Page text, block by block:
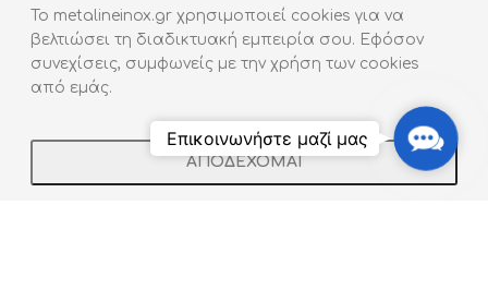
Προϊόντα
Μεταλλικά Έπιπλα
Μεταλλικά Συντριβάνια
Μεταλλικές Σκάλες
Πόρτες – Γκαραζόπορτες
ShopFiltersWishlistCart
My account
To metalineinox.gr χρησιμοποιεί cookies για να
βελτιώσει τη διαδικτυακή εμπειρία σου. Εφόσον
συνεχίσεις, συμφωνείς με την χρήση των cookies
από εμάς.
ΑΠΟΔΕΧΟΜΑΙ
Contact
Us
Επικοινωνήστε μαζί μας